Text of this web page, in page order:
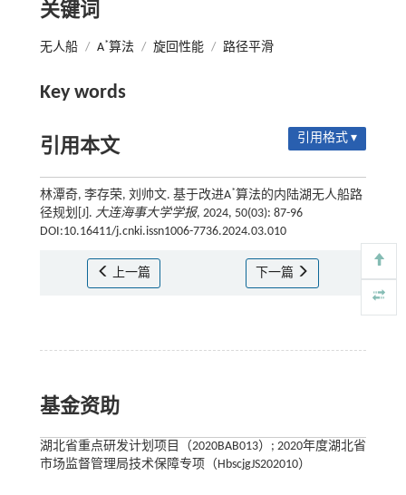
关键词
无人船 / A*算法 / 旋回性能 / 路径平滑
Key words
引用本文 引用格式 ▾
林潭奇, 李存荣, 刘帅文. 基于改进A*算法的内陆湖无人船路
径规划[J]. 大连海事大学学报, 2024, 50(03): 87-96
DOI:10.16411/j.cnki.issn1006-7736.2024.03.010
上一篇 下一篇
基金资助
湖北省重点研发计划项目（2020BAB013）; 2020年度湖北省
市场监督管理局技术保障专项（HbscjgJS202010）